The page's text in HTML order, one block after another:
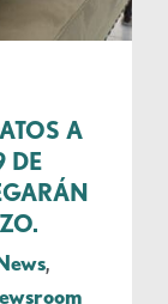
A
DE
,